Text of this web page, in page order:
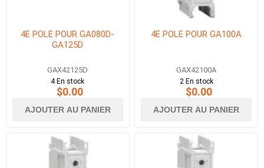
4E POLE POUR GA080D-
GA125D
GAX42125D
4 En stock
$0.00
AJOUTER AU PANIER
4E POLE POUR GA100A
GAX42100A
2 En stock
$0.00
AJOUTER AU PANIER